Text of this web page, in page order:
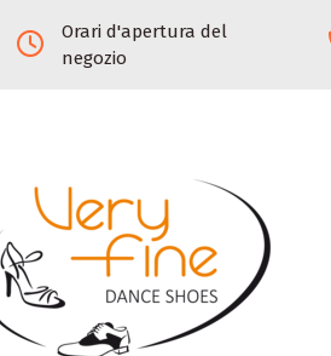
Orari d'apertura del
negozio